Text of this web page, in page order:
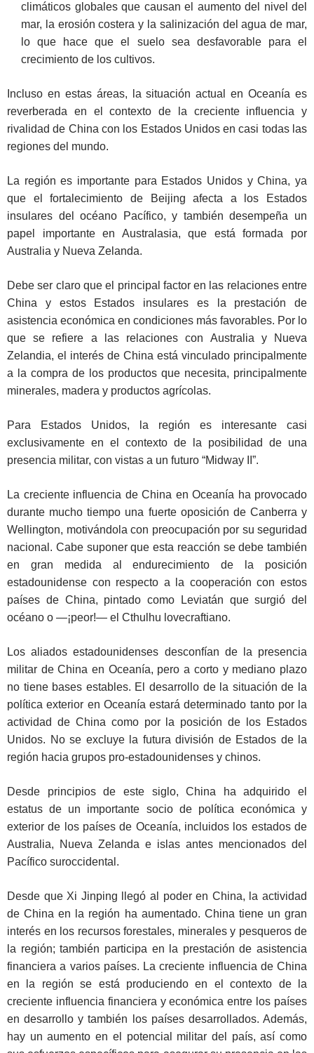
climáticos globales que causan el aumento del nivel del
mar, la erosión costera y la salinización del agua de mar,
lo que hace que el suelo sea desfavorable para el
crecimiento de los cultivos.
Incluso en estas áreas, la situación actual en Oceanía es
reverberada en el contexto de la creciente influencia y
rivalidad de China con los Estados Unidos en casi todas las
regiones del mundo.
La región es importante para Estados Unidos y China, ya
que el fortalecimiento de Beijing afecta a los Estados
insulares del océano Pacífico, y también desempeña un
papel importante en Australasia, que está formada por
Australia y Nueva Zelanda.
Debe ser claro que el principal factor en las relaciones entre
China y estos Estados insulares es la prestación de
asistencia económica en condiciones más favorables. Por lo
que se refiere a las relaciones con Australia y Nueva
Zelandia, el interés de China está vinculado principalmente
a la compra de los productos que necesita, principalmente
minerales, madera y productos agrícolas.
Para Estados Unidos, la región es interesante casi
exclusivamente en el contexto de la posibilidad de una
presencia militar, con vistas a un futuro “Midway II”.
La creciente influencia de China en Oceanía ha provocado
durante mucho tiempo una fuerte oposición de Canberra y
Wellington, motivándola con preocupación por su seguridad
nacional. Cabe suponer que esta reacción se debe también
en gran medida al endurecimiento de la posición
estadounidense con respecto a la cooperación con estos
países de China, pintado como Leviatán que surgió del
océano o —¡peor!— el Cthulhu lovecraftiano.
Los aliados estadounidenses desconfían de la presencia
militar de China en Oceanía, pero a corto y mediano plazo
no tiene bases estables. El desarrollo de la situación de la
política exterior en Oceanía estará determinado tanto por la
actividad de China como por la posición de los Estados
Unidos. No se excluye la futura división de Estados de la
región hacia grupos pro-estadounidenses y chinos.
Desde principios de este siglo, China ha adquirido el
estatus de un importante socio de política económica y
exterior de los países de Oceanía, incluidos los estados de
Australia, Nueva Zelanda e islas antes mencionados del
Pacífico suroccidental.
Desde que Xi Jinping llegó al poder en China, la actividad
de China en la región ha aumentado. China tiene un gran
interés en los recursos forestales, minerales y pesqueros de
la región; también participa en la prestación de asistencia
financiera a varios países. La creciente influencia de China
en la región se está produciendo en el contexto de la
creciente influencia financiera y económica entre los países
en desarrollo y también los países desarrollados. Además,
hay un aumento en el potencial militar del país, así como